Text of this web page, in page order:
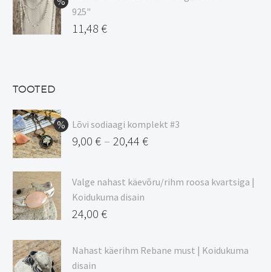
17,00 €.
on:
15,00 €.
925"
Algne
11,48 €
TOOTED
Lõvi sodiaagi komplekt #3
9,00 € – 20,44 €
9,00 €
kuni
20,44 €
Valge nahast käevõru/rihm roosa kvartsiga |
Koidukuma disain
24,00 €
Nahast käerihm Rebane must | Koidukuma
disain